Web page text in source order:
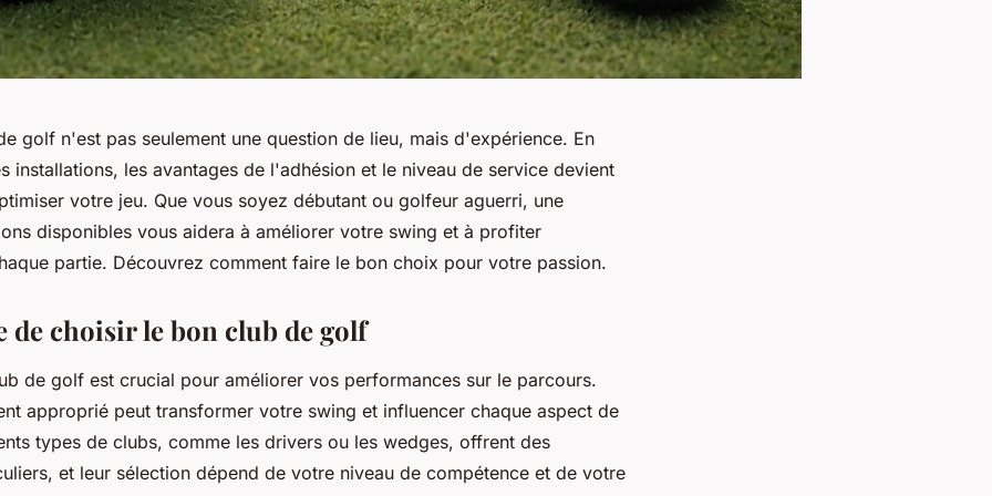
golf n'est pas seulement une question de lieu, mais d'expérience. En
installations, les avantages de l'adhésion et le niveau de service devient
votre jeu. Que vous soyez débutant ou golfeur aguerri, une
disponibles vous aidera à améliorer votre swing et à profiter
partie. Découvrez comment faire le bon choix pour votre passion.
de choisir le bon club de golf
de golf est crucial pour améliorer vos performances sur le parcours.
approprié peut transformer votre swing et influencer chaque aspect de
types de clubs, comme les drivers ou les wedges, offrent des
et leur sélection dépend de votre niveau de compétence et de votre